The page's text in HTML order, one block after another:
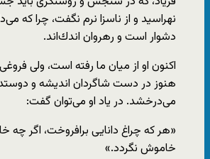
نهراسيد و از ناسزا نرم نگفت، چرا كه
دشوار است و رهروان اندك‌اند.
اكنون او از ميان ما رفته است، ولی
هنوز در دست شاگردان انديشه و
می‌درخشد. در ياد او می‌توان گفت:
«هر كه چراغ دانايی برافروخت، اگر
خاموش نگردد.»